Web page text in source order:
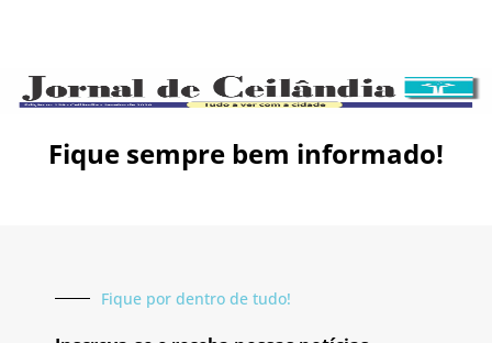
Fique sempre bem informado!
Fique por dentro de tudo!